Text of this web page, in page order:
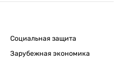
Социальная защита
Зарубежная экономика